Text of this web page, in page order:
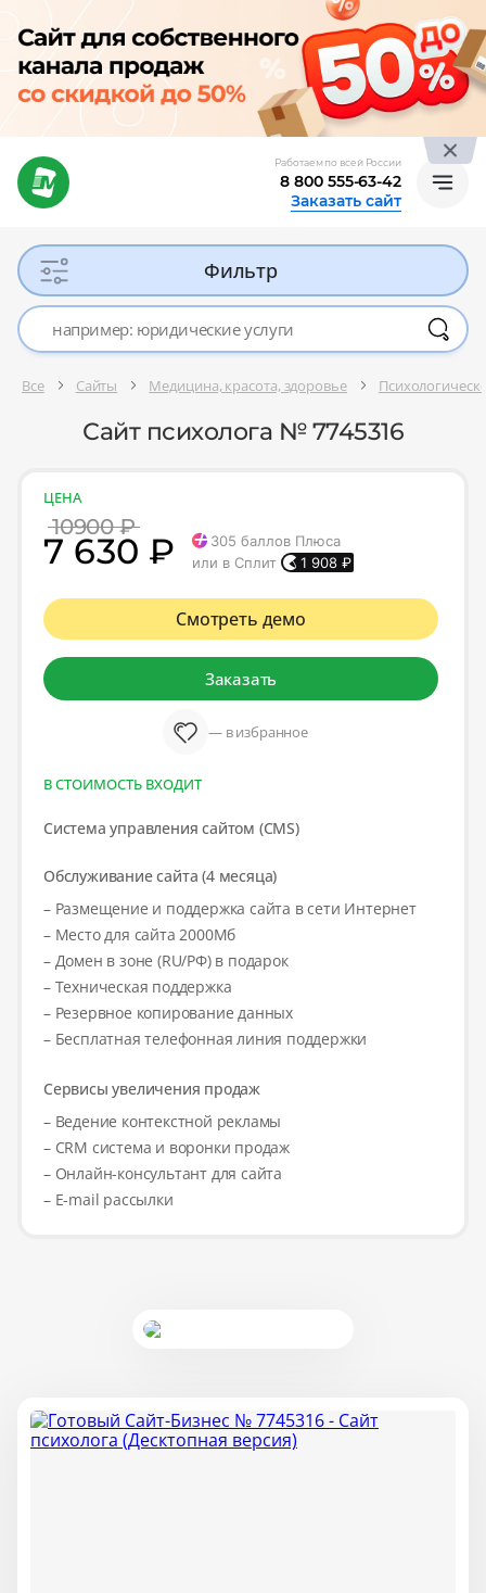
Работаем по всей России
8 800 555-63-42
Заказать сайт
Фильтр
Все Сайты Медицина, красота, здоровье
Сайт психолога № 7745316
ЦЕНА
10900 ₽
7 630 ₽ 305 баллов Плюса
или в Сплит
1 908 ₽
Смотреть демо
Заказать
— в избранное
В СТОИМОСТЬ ВХОДИТ
Система управления сайтом (CMS)
Обслуживание сайта (4 месяца)
– Размещение и поддержка сайта в сети Интернет
– Место для сайта 2000Мб
– Домен в зоне (RU/РФ) в подарок
– Техническая поддержка
– Резервное копирование данных
– Бесплатная телефонная линия поддержки
Сервисы увеличения продаж
– Ведение контекстной рекламы
– CRM система и воронки продаж
– Онлайн-консультант для сайта
– E-mail рассылки